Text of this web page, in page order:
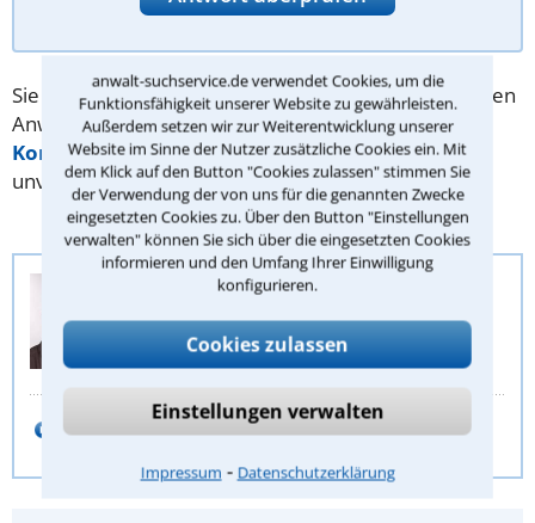
anwalt-suchservice.de verwendet Cookies, um die
Funktionsfähigkeit unserer Website zu gewährleisten.
Außerdem setzen wir zur Weiterentwicklung unserer
Website im Sinne der Nutzer zusätzliche Cookies ein. Mit
dem Klick auf den Button "Cookies zulassen" stimmen Sie
der Verwendung der von uns für die genannten Zwecke
eingesetzten Cookies zu. Über den Button "Einstellungen
verwalten" können Sie sich über die eingesetzten Cookies
informieren und den Umfang Ihrer Einwilligung
konfigurieren.
Cookies zulassen
Einstellungen verwalten
Impressum ⁃ Datenschutzerklärung
Sie benötigen Hilfe bei Ihrer Suche nach dem richtigen
Anwalt? Dann schreiben Sie uns über unser
Kontaktformular. Wir helfen Ihnen kostenlos und
unverbindlich.
Anwalt-Suchservice
Juristische Redaktion
Stephan Buch
E-Mail schreiben